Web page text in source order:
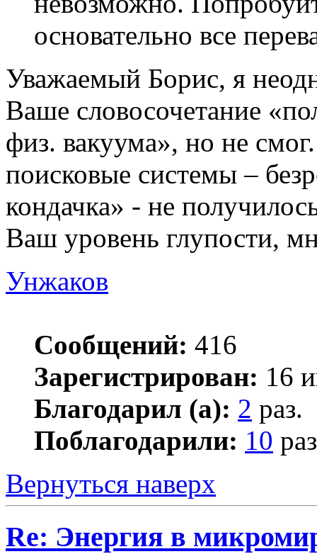
основательно все
Уважаемый Борис, я
Ваше словосочетание
физ. вакуума», но не
поисковые системы –
кондачка» - не
Ваш уровень глупости,
Унжаков
Сообщений: 416
Зарегистрирован: 16
Благодарил (а): 2 раз.
Поблагодарили: 10
Вернуться наверх
Re: Энергия в